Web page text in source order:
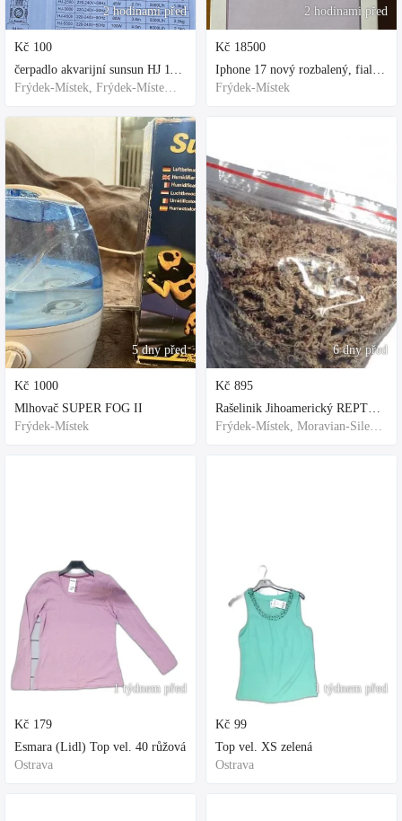
2 hodinami před
Kč 100
čerpadlo akvarijní sunsun HJ 1100
Frýdek-Místek, Frýdek-Místek District, Czechia
5 dny před
Kč 1000
Mlhovač SUPER FOG II
Frýdek-Místek
1 týdnem před
Kč 179
Esmara (Lidl) Top vel. 40 růžová
Ostrava
2 hodinami před
Kč 18500
Iphone 17 nový rozbalený, fialová, ochranne sklo a obal kupovane za 80
Frýdek-Místek
6 dny před
Kč 895
Rašelinik Jihoamerický REPTER - 5 balení - 500g -
Frýdek-Místek, Moravian-Silesian Region,Others
1 týdnem před
Kč 99
Top vel. XS zelená
Ostrava